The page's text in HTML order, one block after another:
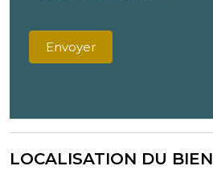
Envoyer
LOCALISATION DU BIEN